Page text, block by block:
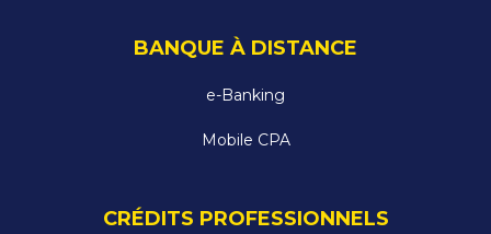
BANQUE À DISTANCE
e-Banking
Mobile CPA
CRÉDITS PROFESSIONNELS